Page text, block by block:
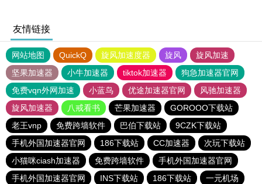
友情链接
网站地图 QuickQ 旋风加速度器 旋风
旋风加速
坚果加速器
小牛加速器 tiktok加速器
狗急加速器官网
免费vqn外网加速
小蓝鸟 优途加速器官网
风驰加速器
旋风加速器
八戒看书 芒果加速器
GOROOO下载站
老王vnp
免费跨墙软件 巴伯下载站
9CZK下载站
手机外国加速器官网
186下载站 CC加速器
次玩下载站
小猫咪ciash加速器
免费跨墙软件
手机外国加速器官网
手机外国加速器官网
INS下载站 186下载站 一元机场